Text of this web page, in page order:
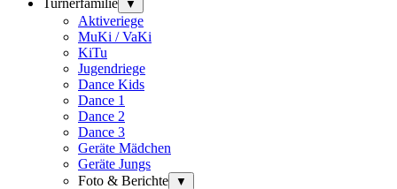
▼
Aktiveriege
MuKi / VaKi
KiTu
Jugendriege
Dance Kids
Dance 1
Dance 2
Dance 3
Geräte Mädchen
Geräte Jungs
Foto & Berichte
▼